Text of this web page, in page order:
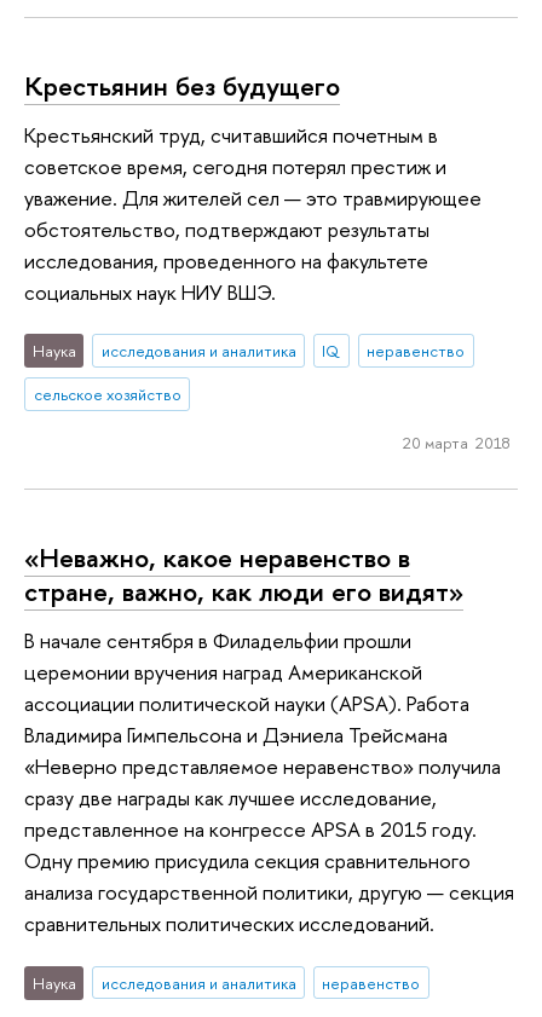
Крестьянин без будущего
Крестьянский труд, считавшийся почетным в
советское время, сегодня потерял престиж и
уважение. Для жителей сел — это травмирующее
обстоятельство, подтверждают результаты
исследования, проведенного на факультете
социальных наук НИУ ВШЭ.
Наука исследования и аналитика IQ
неравенство
сельское хозяйство
20 марта 2018
«Неважно, какое неравенство в
стране, важно, как люди его видят»
В начале сентября в Филадельфии прошли
церемонии вручения наград Американской
ассоциации политической науки (APSA). Работа
Владимира Гимпельсона и Дэниела Трейсмана
«Неверно представляемое неравенство» получила
сразу две награды как лучшее исследование,
представленное на конгрессе APSA в 2015 году.
Одну премию присудила секция сравнительного
анализа государственной политики, другую — секция
сравнительных политических исследований.
Наука исследования и аналитика неравенство